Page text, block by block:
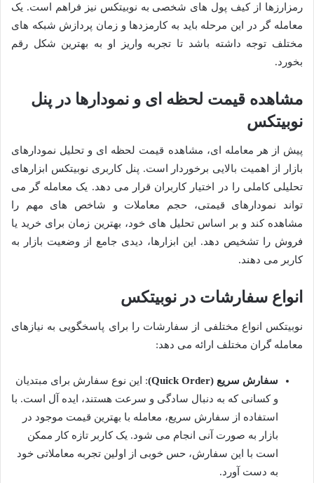
رمزارزها از کیف پول های شخصی به نوبیتکس نیز فراهم است. یک
معامله گر در این مرحله باید به کارمزدها و زمان پردازش شبکه های
مختلف توجه داشته باشد تا تجربه واریز او به بهترین شکل رقم
بخورد.
مشاهده قیمت لحظه ای و نمودارها در پنل
نوبیتکس
پیش از هر معامله ای، مشاهده قیمت لحظه ای و تحلیل نمودارهای
بازار از اهمیت بالایی برخوردار است. پنل کاربری نوبیتکس ابزارهای
تحلیلی کاملی را در اختیار کاربران قرار می دهد. یک معامله گر می
تواند نمودارهای قیمتی، حجم معاملات و شاخص های مهم را
مشاهده کند و بر اساس تحلیل های خود، بهترین زمان برای خرید یا
فروش را تشخیص دهد. این ابزارها، دیدی جامع از وضعیت بازار به
کاربر می دهند.
انواع سفارشات در نوبیتکس
نوبیتکس انواع مختلفی از سفارشات را برای پاسخگویی به نیازهای
معامله گران مختلف ارائه می دهد:
سفارش سریع (Quick Order)
: این نوع سفارش برای مبتدیان
و کسانی که به دنبال سادگی و سرعت هستند، ایده آل است. با
استفاده از سفارش سریع، معامله با بهترین قیمت موجود در
بازار به صورت آنی انجام می شود. یک کاربر تازه کار ممکن
است با این سفارش، حس خوبی از اولین تجربه معاملاتی خود
به دست آورد.